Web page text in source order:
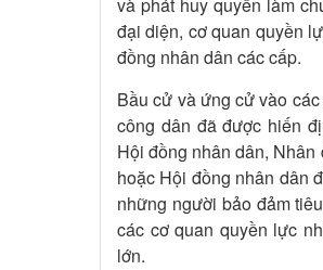
và phát huy quyền làm
đại diện, cơ quan quyền
đồng nhân dân các cấp.
Bầu cử và ứng cử vào
công dân đã được hiến
Hội đồng nhân dân,
hoặc Hội đồng nhân dân
những người bảo đảm
các cơ quan quyền lực
lớn.